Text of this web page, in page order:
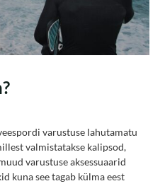
varustuse lahutamatu
valmistatakse kalipsod,
varustuse aksessuaarid
kuna see tagab külma eest